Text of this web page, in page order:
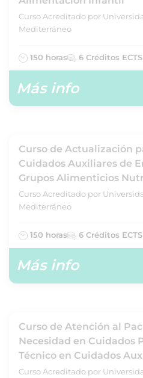
Curso Acreditado por
Mediterráneo
150 horas 6 Créditos ECTS
Más info
Curso de Actualización
Cuidados Auxiliares de
Grupos Alimenticios
Curso Acreditado por
Mediterráneo
150 horas 6 Créditos ECTS
Más info
Curso de Atención al
Necesidad en Cuidados
Técnico en Cuidados
Curso Acreditado por